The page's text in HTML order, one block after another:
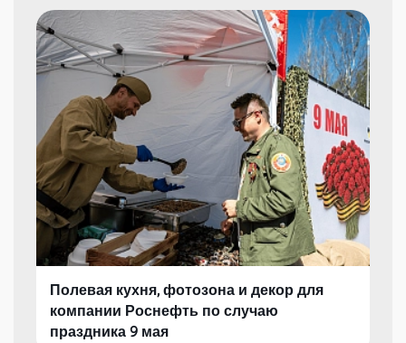
Полевая кухня, фотозона и декор для
компании Роснефть по случаю
праздника 9 мая